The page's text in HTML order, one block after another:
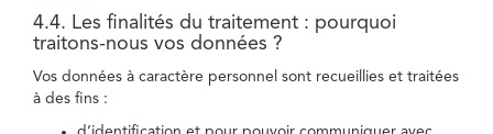
4.4. Les finalités du traitement : pourquoi
traitons-nous vos données ?
Vos données à caractère personnel sont recueillies et traitées
à des fins :